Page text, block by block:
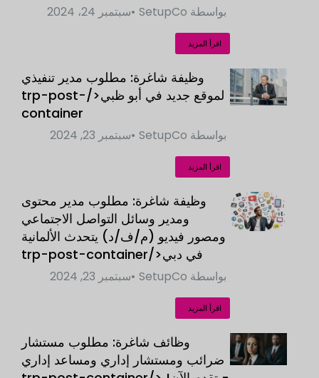
بواسطة SetupCo سبتمبر 24، 2024
اقرأ المزيد
وظيفة شاغرة: مطلوب مدير تنفيذي
لموقع جديد في أبو ظبي</trp-post-
container
بواسطة SetupCo سبتمبر 23, 2024
اقرأ المزيد
وظيفة شاغرة: مطلوب مدير محتوى
ومدير وسائل التواصل الاجتماعي
ومصور فيديو (م/ف/د) يتحدث الألمانية
في دبي</trp-post-container
بواسطة SetupCo سبتمبر 23, 2024
اقرأ المزيد
وظائف شاغرة: مطلوب مستشار
ضرائب ومستشار إداري ومساعد إداري